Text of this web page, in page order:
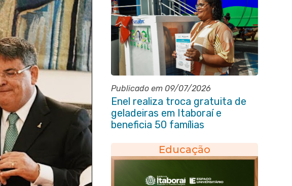
Publicado em 09/07/2026
Enel realiza troca gratuita de
geladeiras em Itaboraí e
beneficia 50 famílias
Educação